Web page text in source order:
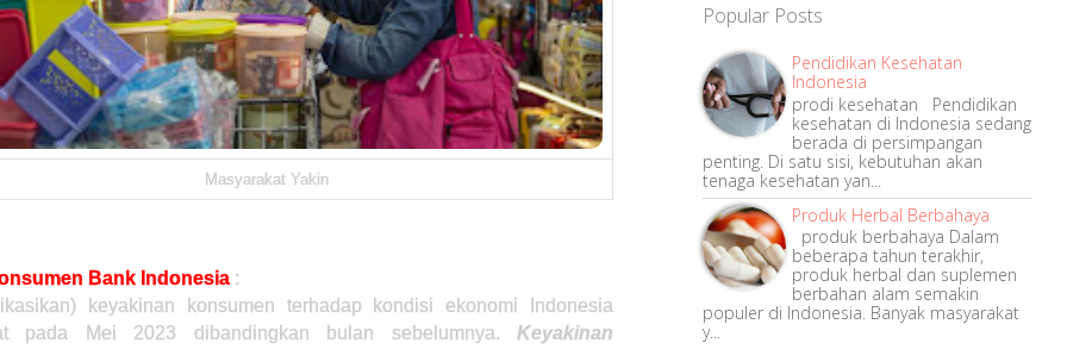
Masyarakat Yakin
Bank Indonesia:
keyakinan konsumen terhadap kondisi ekonomi Indonesia
pada Mei 2023 dibandingkan bulan sebelumnya. Keyakinan
Popular Posts
Pendidikan Kesehatan
Indonesia
prodi kesehatan Pendidikan
kesehatan di Indonesia sedang
berada di persimpangan
penting. Di satu sisi, kebutuhan akan
tenaga kesehatan yan...
Produk Herbal Berbahaya
produk berbahaya Dalam
beberapa tahun terakhir,
produk herbal dan suplemen
berbahan alam semakin
populer di Indonesia. Banyak masyarakat
y...